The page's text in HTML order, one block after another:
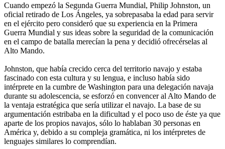
Cuando empezó la Segunda Guerra Mundial, Philip Johnston, un
oficial retirado de Los Ángeles, ya sobrepasaba la edad para servir
en el ejército pero consideró que su experiencia en la Primera
Guerra Mundial y sus ideas sobre la seguridad de la comunicación
en el campo de batalla merecían la pena y decidió ofrecérselas al
Alto Mando.
Johnston, que había crecido cerca del territorio navajo y estaba
fascinado con esta cultura y su lengua, e incluso había sido
intérprete en la cumbre de Washington para una delegación navaja
durante su adolescencia, se esforzó en convencer al Alto Mando de
la ventaja estratégica que sería utilizar el navajo. La base de su
argumentación estribaba en la dificultad y el poco uso de éste ya que
aparte de los propios navajos, sólo lo hablaban 30 personas en
América y, debido a su compleja gramática, ni los intérpretes de
lenguajes similares lo comprendían.